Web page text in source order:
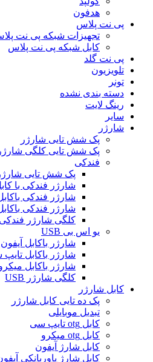
هدفون
پی نت پلاس
تجهیزات شبکه پی نت
کابل شبکه پی نت پلاس
پی نت گلد
تلویزیون
تونر
دسته بندی نشده
رینگ لایت
سایر
شارژر
پک شش تایی شارژر
پک شش تایی کلگی شارژر
فندکی
پک شش تایی
شارژر فندکی با
شارژر فندکی
شارژر فندکی
کلگی شارژر فندکی
یو اس بی USB
شارژر باکابل آیفون
شارژر باکابل
شارژر باکابل
کلگی شارژر USB
کابل شارژر
پک ده تایی کابل شارژر
تبدیل موبایلی
کابل otg تایپ سی
کابل otg میکرو
کابل شارژ آیفون
کابل شارژ پاوربانکی